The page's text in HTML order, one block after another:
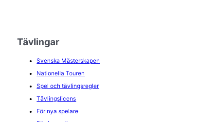
Tävlingar
Svenska Mästerskapen
Nationella Touren
Spel och tävlingsregler
Tävlingslicens
För nya spelare